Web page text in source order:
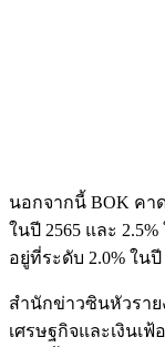
นอกจากนี้ BOK คา
ในปี 2565 และ
อยู่ที่ระดับ 2.0% ในปี
สำนักข่าวซินหัวราย
เศรษฐกิจและเงินเ